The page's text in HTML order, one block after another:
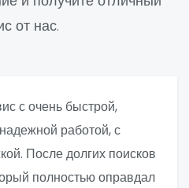
от нас.
с очень быстрой,
работой, с
После долгих поисков
полностью оправдал